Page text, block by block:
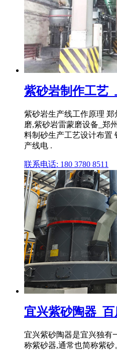
紫砂岩制作工艺
紫砂岩生产线工作原理
磨,紫砂岩雷蒙磨设备_郑
料制砂生产工艺设计布置
产线电 .
联系电话: 180 3780 8511
宜兴紫砂陶器_
宜兴紫砂陶器是宜兴独有
称紫砂器,通常也简称紫